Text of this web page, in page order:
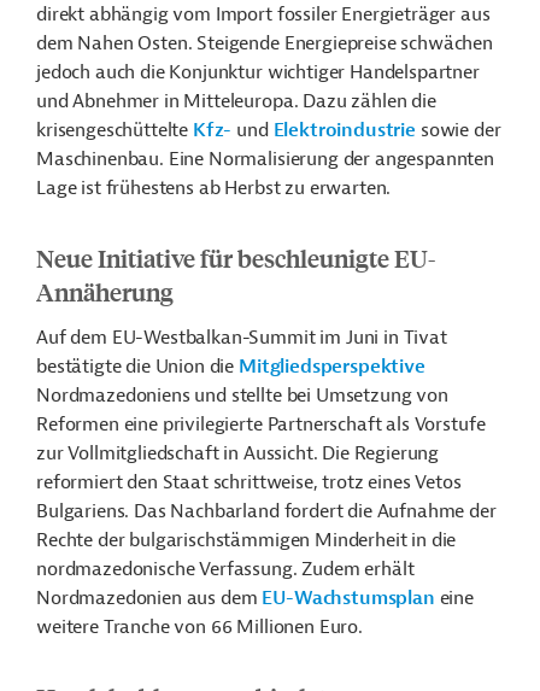
direkt abhängig vom Import fossiler Energieträger aus
dem Nahen Osten. Steigende Energiepreise schwächen
jedoch auch die Konjunktur wichtiger Handelspartner
und Abnehmer in Mitteleuropa. Dazu zählen die
krisengeschüttelte Kfz- und Elektroindustrie sowie der
Maschinenbau. Eine Normalisierung der angespannten
Lage ist frühestens ab Herbst zu erwarten.
Neue Initiative für beschleunigte EU-
Annäherung
Auf dem EU-Westbalkan-Summit im Juni in Tivat
bestätigte die Union die Mitgliedsperspektive
Nordmazedoniens und stellte bei Umsetzung von
Reformen eine privilegierte Partnerschaft als Vorstufe
zur Vollmitgliedschaft in Aussicht. Die Regierung
reformiert den Staat schrittweise, trotz eines Vetos
Bulgariens. Das Nachbarland fordert die Aufnahme der
Rechte der bulgarischstämmigen Minderheit in die
nordmazedonische Verfassung. Zudem erhält
Nordmazedonien aus dem EU-Wachstumsplan eine
weitere Tranche von 66 Millionen Euro.